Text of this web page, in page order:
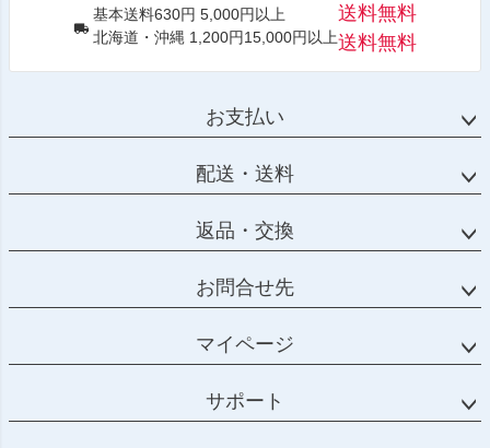
基本送料630円 5,000円以上
北海道・沖縄 1,200円15,000円以上
送料無料
送料無料
お支払い
配送・送料
返品・交換
お問合せ先
マイページ
サポート